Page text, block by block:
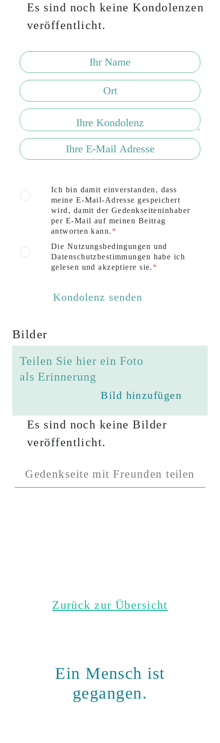
Es sind noch keine Kondolenzen
veröffentlicht.
Ich bin damit einverstanden, dass
meine E-Mail-Adresse gespeichert
wird, damit der Gedenkseiteninhaber
per E-Mail auf meinen Beitrag
antworten kann.
Die Nutzungsbedingungen und
Datenschutzbestimmungen habe ich
gelesen und akzeptiere sie.
Bilder
Teilen Sie hier ein Foto
als Erinnerung
Bild hinzufügen
Es sind noch keine Bilder
veröffentlicht.
Gedenkseite mit Freunden teilen
Zurück zur Übersicht
Ein Mensch ist
gegangen.